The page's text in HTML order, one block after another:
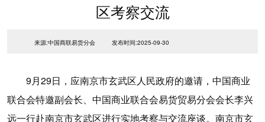
区考察交流
来源:中国商联易货分会 发布时间:2025-09-30
9月29日，应南京市玄武区人民政府的邀请，中国商业
联合会特邀副会长、中国商业联合会易货贸易分会会长李兴
远一行赴南京市玄武区进行实地考察与交流座谈。南京市玄